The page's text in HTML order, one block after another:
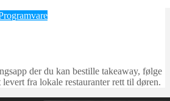
der du kan bestille takeaway, følge
fra lokale restauranter rett til døren.